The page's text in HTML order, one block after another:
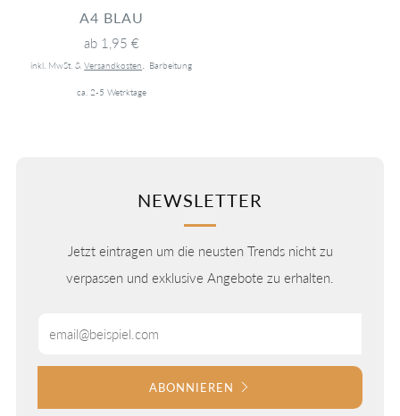
A4 BLAU
ab 1,95 €
inkl. MwSt. &Versandkosten Barbeitung
ca. 2-5 Wetrktage
NEWSLETTER
Jetzt eintragen um die neusten Trends nicht zu
verpassen und exklusive Angebote zu erhalten.
ABONNIEREN